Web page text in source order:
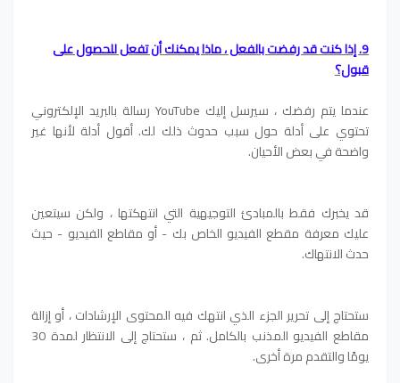
9. إذا كنت قد رفضت بالفعل ، ماذا يمكنك أن تفعل للحصول على
قبول؟
عندما يتم رفضك ، سيرسل إليك YouTube رسالة بالبريد الإلكتروني
تحتوي على أدلة حول سبب حدوث ذلك لك. أقول أدلة لأنها غير
واضحة في بعض الأحيان.
قد يخبرك فقط بالمبادئ التوجيهية التي انتهكتها ، ولكن سيتعين
عليك معرفة مقطع الفيديو الخاص بك - أو مقاطع الفيديو - حيث
حدث الانتهاك.
ستحتاج إلى تحرير الجزء الذي انتهك فيه المحتوى الإرشادات ، أو إزالة
مقاطع الفيديو المذنب بالكامل. ثم ، ستحتاج إلى الانتظار لمدة 30
يومًا والتقدم مرة أخرى.